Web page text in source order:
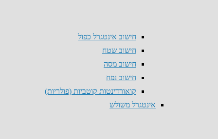
חישוב אינטגרל כפול
חישוב שטח
חישוב מסה
חישוב נפח
קואורדינטות קוטביות (פולריות)
אינטגרל משולש